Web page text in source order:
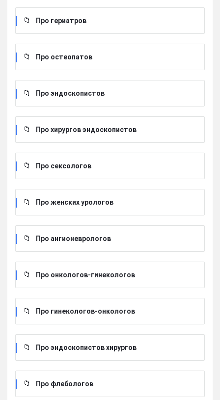
Про гериатров
Про остеопатов
Про эндоскопистов
Про хирургов эндоскопистов
Про сексологов
Про женских урологов
Про ангионеврологов
Про онкологов-гинекологов
Про гинекологов-онкологов
Про эндоскопистов хирургов
Про флебологов